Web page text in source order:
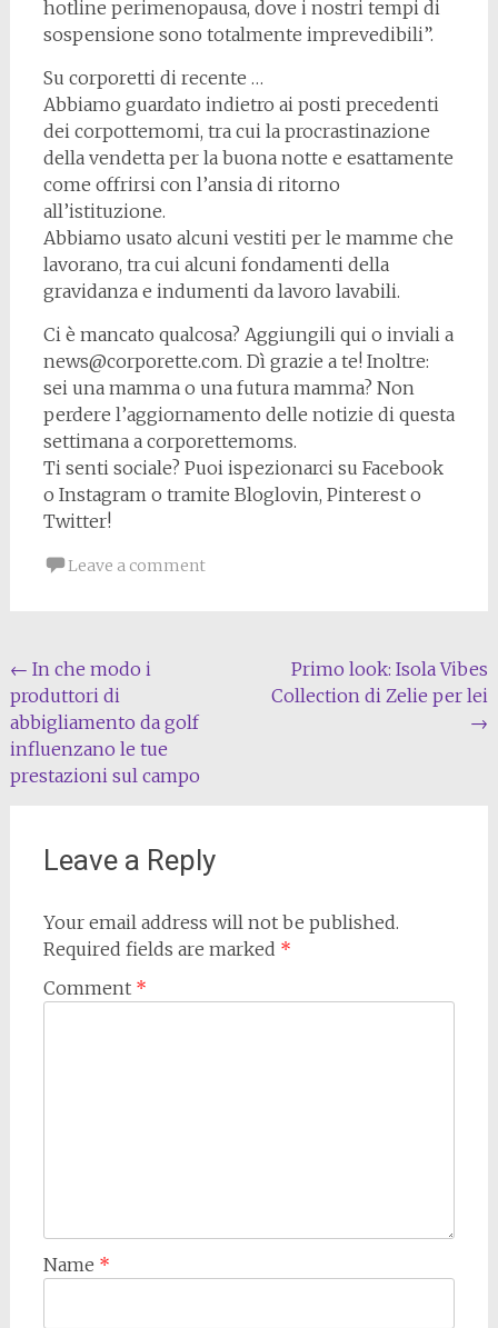
hotline perimenopausa, dove i nostri tempi di
sospensione sono totalmente imprevedibili”.
Su corporetti di recente …
Abbiamo guardato indietro ai posti precedenti
dei corpottemomi, tra cui la procrastinazione
della vendetta per la buona notte e esattamente
come offrirsi con l’ansia di ritorno
all’istituzione.
Abbiamo usato alcuni vestiti per le mamme che
lavorano, tra cui alcuni fondamenti della
gravidanza e indumenti da lavoro lavabili.
Ci è mancato qualcosa? Aggiungili qui o inviali a
news@corporette.com. Dì grazie a te! Inoltre:
sei una mamma o una futura mamma? Non
perdere l’aggiornamento delle notizie di questa
settimana a corporettemoms.
Ti senti sociale? Puoi ispezionarci su Facebook
o Instagram o tramite Bloglovin, Pinterest o
Twitter!
Leave a comment
Post
navigation
← In che modo i
produttori di
abbigliamento da golf
influenzano le tue
prestazioni sul campo
Primo look: Isola Vibes
Collection di Zelie per lei
→
Leave a Reply
Your email address will not be published.
Required fields are marked *
Comment *
Name *